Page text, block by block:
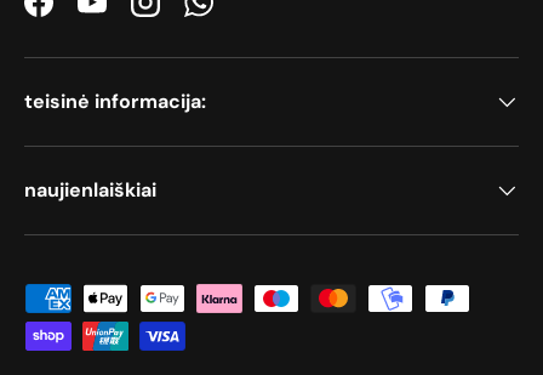
FacebookYouTubeInstagramWhatsApp
teisinė informacija:
naujienlaiškiai
Priimami mokėjimo būdai